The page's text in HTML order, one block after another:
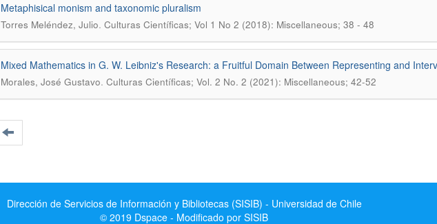
Metaphisical monism and taxonomic pluralism
Torres Meléndez, Julio. Culturas Científicas; Vol 1 No 2 (2018): Miscellaneous; 38 - 48
Mixed Mathematics in G. W. Leibniz's Research: a Fruitful Domain Between Representing and
Morales, José Gustavo. Culturas Científicas; Vol. 2 No. 2 (2021): Miscellaneous; 42-52
Dirección de Servicios de Información y Bibliotecas (SISIB) - Universidad de Chile
© 2019 Dspace - Modificado por SISIB